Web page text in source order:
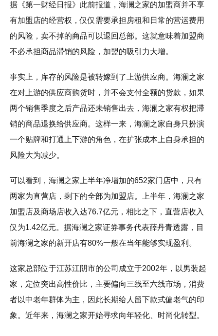
据《第一财经日报》此前报道，海澜之家的加盟商并不享
有加盟店的经营权，仅仅需要承担房租和日常的营运费用
的风险，卖不掉的商品可以退回总部。这就意味着加盟商
不必承担商品滞销的风险，加盟的吸引力大增。
事实上，库存的风险是被转嫁到了上游供应商。海澜之家
在对上游的供应商购货时，并不会支付全额的货款，如果
两个销售季度之后产品还未销售出去，海澜之家有权把滞
销的商品退换给供应商。这样一来，海澜之家自身只扮演
一个贴牌和打通上下游的角色，在扩张成本上自身承担的
风险大为减少。
可以看到，海澜之家上半年净增加的652家门店中，只有
两家为直营店，剩下的全部为加盟店。上半年，海澜之家
加盟店及商场店收入达76.7亿元，相比之下，直营店收入
仅为1.42亿元。据海澜之家证券事务代表薛丹青透露，目
前海澜之家的新开店有80%一般在当年能够实现盈利。
这家总部位于江苏江阴市的公司成立于2002年，以男装起
家，定位突出高性价比，主要偏向三线至六线市场，消费
者以中老年群体为主，因此长期给人留下款式偏老气的印
象。近年来，海澜之家开始寻求向年轻化、时尚化转型。